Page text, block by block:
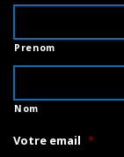
Prenom
Nom
Votre email *